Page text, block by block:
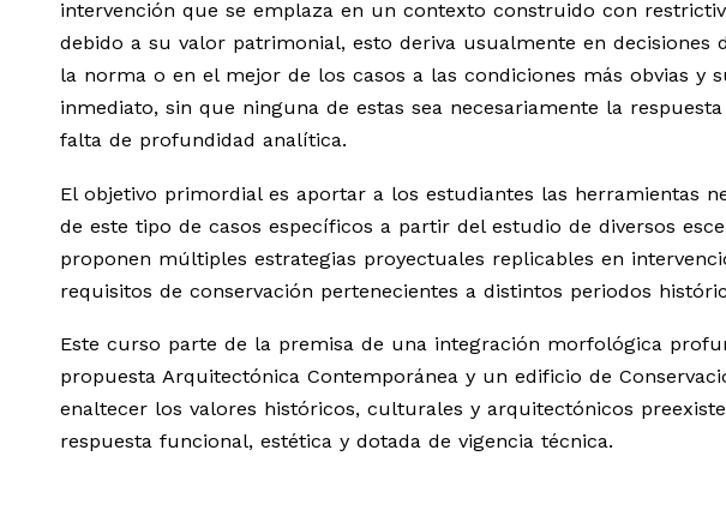
intervención que se emplaza en un contexto construido con
debido a su valor patrimonial, esto deriva usualmente en decisiones
la norma o en el mejor de los casos a las condiciones más obvias y
inmediato, sin que ninguna de estas sea necesariamente la
falta de profundidad analítica.
El objetivo primordial es aportar a los estudiantes las herramientas
de este tipo de casos específicos a partir del estudio de diversos
proponen múltiples estrategias proyectuales replicables en
requisitos de conservación pertenecientes a distintos periodos
Este curso parte de la premisa de una integración morfológica
propuesta Arquitectónica Contemporánea y un edificio de
enaltecer los valores históricos, culturales y arquitectónicos
respuesta funcional, estética y dotada de vigencia técnica.